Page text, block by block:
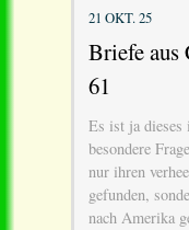
21 OKT. 25
Briefe aus
61
Es ist ja dieses
besondere
nur ihren
gefunden,
nach Amerika